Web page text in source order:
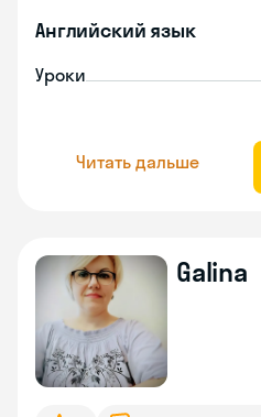
Английский язык
Уроки
Читать дальше
Galina